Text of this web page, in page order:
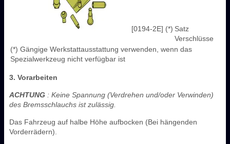
[0194-2E] (*) Satz
Verschlüsse
(*) Gängige Werkstattausstattung verwenden, wenn das
Spezialwerkzeug nicht verfügbar ist
3. Vorarbeiten
ACHTUNG : Keine Spannung (Verdrehen und/oder Verwinden)
des Bremsschlauchs ist zulässig.
Das Fahrzeug auf halbe Höhe aufbocken (Bei hängenden
Vorderrädern).